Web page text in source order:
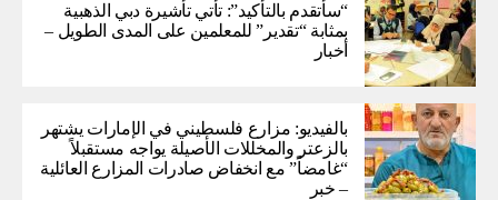
“سأتقدم بالتأكيد”: تأتي تأشيرة دبي الذهبية
بمثابة “تقدير” للمعلمين على المدى الطويل –
أخبار
بالفيديو: مزارع فلسطيني في الإمارات يشتهر
بالزعتر والمخللات الأصيلة يواجه مستقبلاً
“غامضاً” ​​مع انخفاض صادرات المزارع العائلية
– خبر